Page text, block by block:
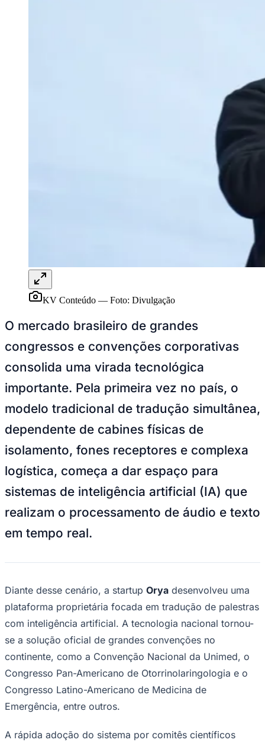
Goiás
KV Conteúdo — Foto: Divulgação
O mercado brasileiro de grandes
congressos e convenções corporativas
consolida uma virada tecnológica
importante. Pela primeira vez no país, o
modelo tradicional de tradução simultânea,
dependente de cabines físicas de
isolamento, fones receptores e complexa
logística, começa a dar espaço para
sistemas de inteligência artificial (IA) que
realizam o processamento de áudio e texto
em tempo real.
Diante desse cenário, a startup Orya desenvolveu uma
plataforma proprietária focada em tradução de palestras
com inteligência artificial. A tecnologia nacional tornou-
se a solução oficial de grandes convenções no
continente, como a Convenção Nacional da Unimed, o
Congresso Pan-Americano de Otorrinolaringologia e o
Congresso Latino-Americano de Medicina de
Emergência, entre outros.
A rápida adoção do sistema por comitês científicos